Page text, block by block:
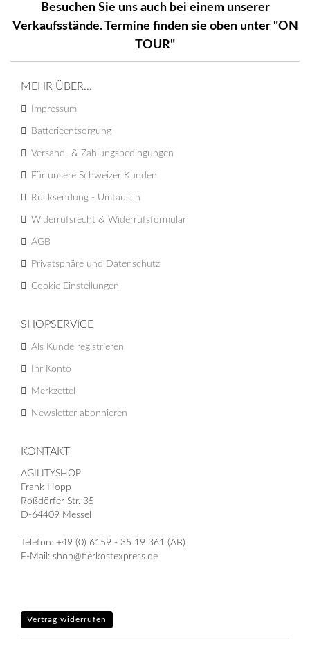
Besuchen Sie uns auch bei einem unserer
Verkaufsstände. Termine finden sie oben unter "ON
TOUR"
MEHR ÜBER...
Impressum
Batterieentsorgung
Versand- & Zahlungsbedingungen
Für unsere Schweizer Kunden
Rücksendung - Umtausch
Widerrufsrecht & Widerrufsformular
AGB
Privatsphäre und Datenschutz
Cookie Einstellungen
SHOPSERVICE
Als Kunde registrieren
Ihr Konto
Merkzettel
Newsletter abonnieren
KONTAKT
AGILITYSHOP
Frank Hopp
Roßdörfer Str. 35
D-64409 Messel
Telefon: +49 (0) 6159 - 35 19 361 (AB)
E-Mail: shop@tierkostexpress.de
Vertrag widerrufen